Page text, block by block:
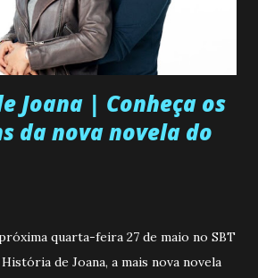
Joana | Conheça os
da nova novela do
quarta-feira 27 de maio no SBT
de Joana, a mais nova novela